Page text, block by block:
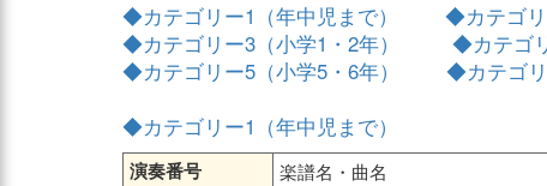
◆カテゴリー1（年中児まで）
◆カテゴリ
◆カテゴリー3（小学1・2年）
◆カテゴ
◆カテゴリー5（小学5・6年）
◆カテゴリ
◆カテゴリー1（年中児まで）
演奏番号 楽譜名・曲名